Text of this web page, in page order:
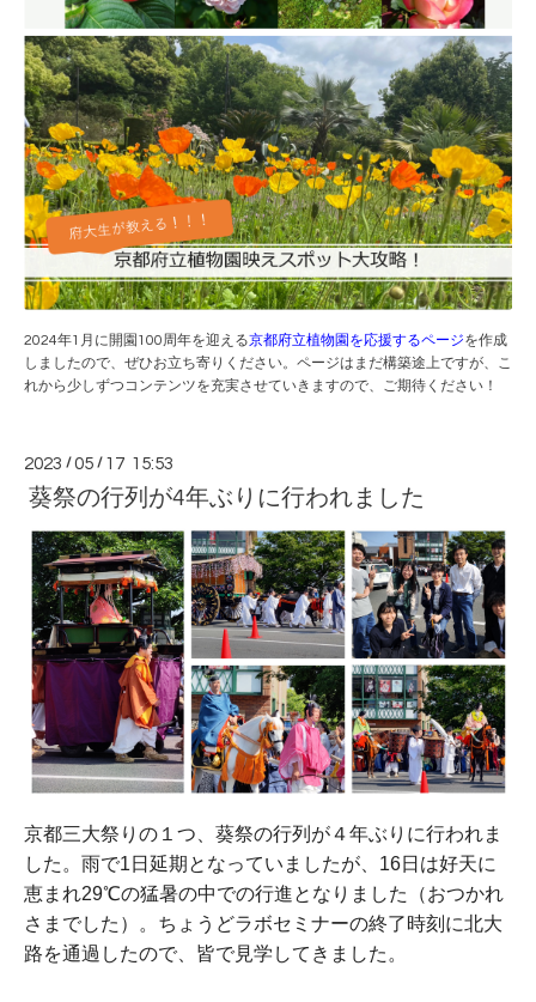
2024年1月に開園100周年を迎える京都府立植物園を応援するページを作成
しましたので、ぜひお立ち寄りください。ページはまだ構築途上ですが、こ
れから少しずつコンテンツを充実させていきますので、ご期待ください！
2023 /05 / 17 15:53
葵祭の行列が4年ぶりに行われました
京都三大祭りの１つ、葵祭の行列が４年ぶりに行われま
した。雨で1日延期となっていましたが、16日は好天に
恵まれ29℃の猛暑の中での行進となりました（おつかれ
さまでした）。ちょうどラボセミナーの終了時刻に北大
路を通過したので、皆で見学してきました。